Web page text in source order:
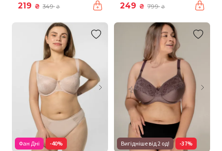
219 ₴ 349₴ 249 ₴ 799₴
Фан Дні -40% Вигідніше від 2 од! -37%